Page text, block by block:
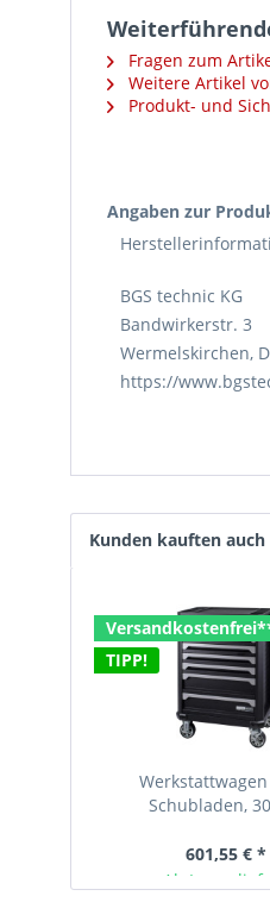
Fragen zum
Weitere Artikel
Produkt- und
Angaben zur
BGS technic KG
Bandwirkerstr. 3
Wermelskirchen,
https://
Kunden kauften auch
TIPP!
Schubladen,
601,55 € *
Ab Lager